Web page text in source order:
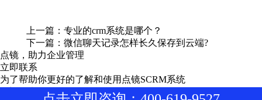
上一篇： 专业的crm系统是哪个？
下一篇： 微信聊天记录怎样长久保存到云端?
点镜，助力企业管理
立即联系
为了帮助你更好的了解和使用点镜SCRM系统
欢迎致电400-619-9527